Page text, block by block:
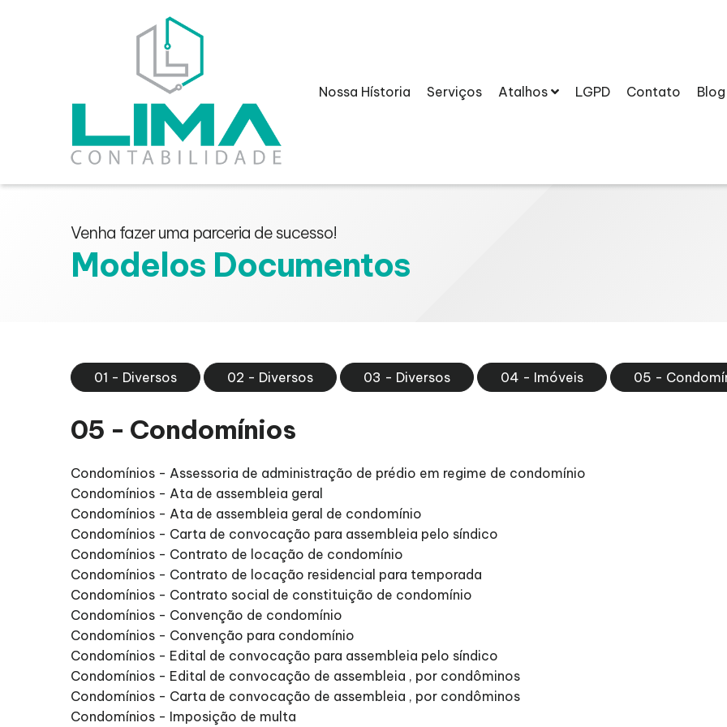
Nossa Hístoria Serviços Atalhos LGPD Contato Blog
Venha fazer uma parceria de sucesso!
Modelos Documentos
01 - Diversos 02 - Diversos 03 - Diversos 04 - Imóveis 05 -
05 - Condomínios
Condomínios - Assessoria de administração de prédio em regime de condomínio
Condomínios - Ata de assembleia geral
Condomínios - Ata de assembleia geral de condomínio
Condomínios - Carta de convocação para assembleia pelo síndico
Condomínios - Contrato de locação de condomínio
Condomínios - Contrato de locação residencial para temporada
Condomínios - Contrato social de constituição de condomínio
Condomínios - Convenção de condomínio
Condomínios - Convenção para condomínio
Condomínios - Edital de convocação para assembleia pelo síndico
Condomínios - Edital de convocação de assembleia , por condôminos
Condomínios - Carta de convocação de assembleia , por condôminos
Condomínios - Imposição de multa